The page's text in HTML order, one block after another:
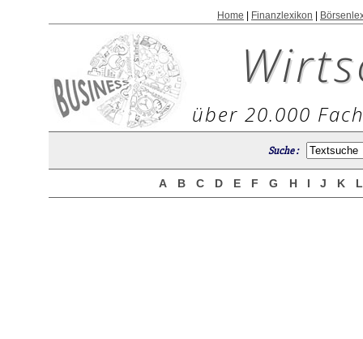
Home Finanzlexikon
über 20.000
Suche :
A B C D E F G H I J K